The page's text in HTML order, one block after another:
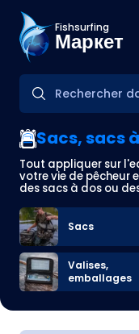
Fishsurfing
Маркет
Sacs, sacs
Tout appliquer sur
votre vie de pêcheur
des sacs à dos ou
Sacs
Valises,
emballages